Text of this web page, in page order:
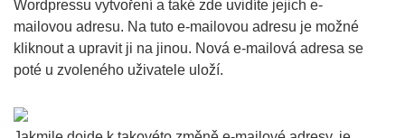
Wordpressu vytvoření a také zde uvidíte jejich e-
mailovou adresu. Na tuto e-mailovou adresu je možné
kliknout a upravit ji na jinou. Nová e-mailová adresa se
poté u zvoleného uživatele uloží.